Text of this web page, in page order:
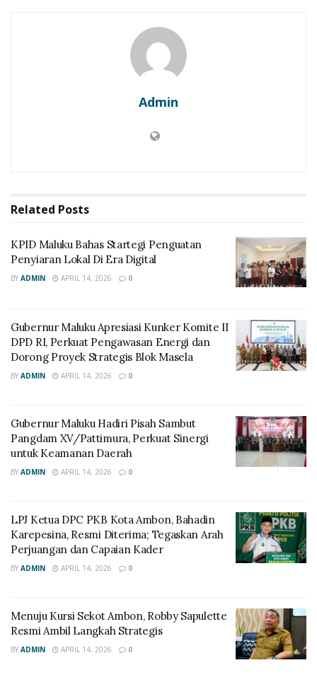
Admin
Related Posts
KPID Maluku Bahas Startegi Penguatan
Penyiaran Lokal Di Era Digital
BY ADMIN APRIL 14, 2026 0
Gubernur Maluku Apresiasi Kunker Komite II
DPD RI, Perkuat Pengawasan Energi dan
Dorong Proyek Strategis Blok Masela
BY ADMIN APRIL 14, 2026 0
Gubernur Maluku Hadiri Pisah Sambut
Pangdam XV/Pattimura, Perkuat Sinergi
untuk Keamanan Daerah
BY ADMIN APRIL 14, 2026 0
LPJ Ketua DPC PKB Kota Ambon, Bahadin
Karepesina, Resmi Diterima; Tegaskan Arah
Perjuangan dan Capaian Kader
BY ADMIN APRIL 14, 2026 0
Menuju Kursi Sekot Ambon, Robby Sapulette
Resmi Ambil Langkah Strategis
BY ADMIN APRIL 14, 2026 0